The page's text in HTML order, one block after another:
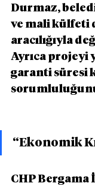
Durmaz,
ve mali külfeti
aracılığıyla
Ayrıca projeyi
garanti süresi
“Ekonomik
CHP Bergama